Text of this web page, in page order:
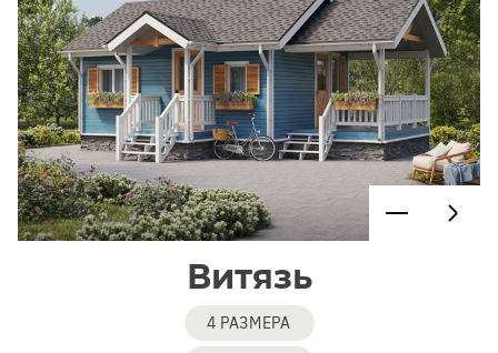
Витязь
4 РАЗМЕРА